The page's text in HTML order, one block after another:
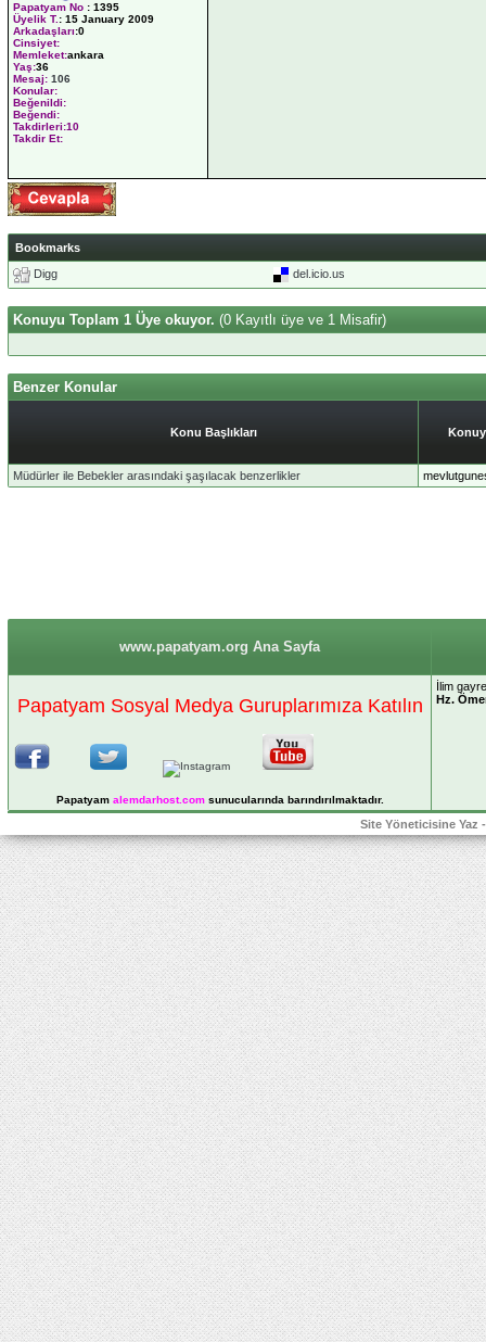
Papatyam No : 1395
Üyelik T.: 15 January 2009
Arkadaşları:0
Cinsiyet:
Memleket:ankara
Yaş:36
Mesaj: 106
Konular:
Beğenildi:
Beğendi:
Takdirleri:10
Takdir Et:
Bookmarks
Digg
del.icio.us
Konuyu Toplam 1 Üye okuyor. (0 Kayıtlı üye ve 1 Misafir)
Benzer Konular
Konu Başlıkları
Müdürler ile Bebekler arasındaki şaşılacak benzerlikler
www.papatyam.org Ana Sayfa
Papatyam Sosyal Medya Guruplarımıza Katılın
Papatyam alemdarhost.comsunucularında barındırılmaktadır.
İlim
Hz.
Site Yöneticisine Yaz